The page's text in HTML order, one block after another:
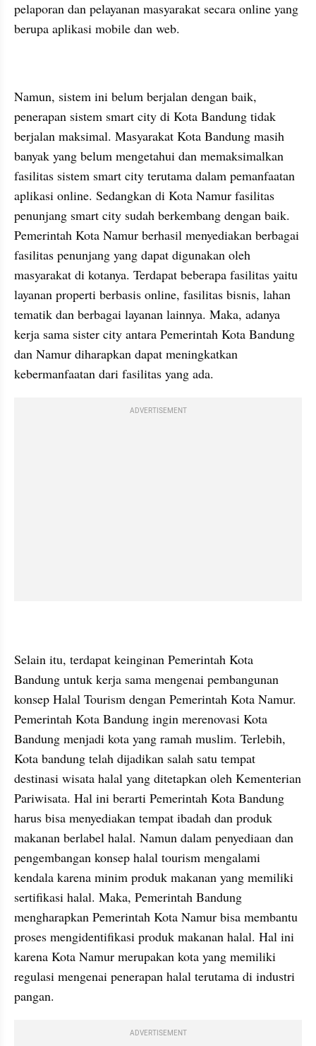
pelaporan dan pelayanan masyarakat secara online yang
berupa aplikasi mobile dan web.
Namun, sistem ini belum berjalan dengan baik,
penerapan sistem smart city di Kota Bandung tidak
berjalan maksimal. Masyarakat Kota Bandung masih
banyak yang belum mengetahui dan memaksimalkan
fasilitas sistem smart city terutama dalam pemanfaatan
aplikasi online. Sedangkan di Kota Namur fasilitas
penunjang smart city sudah berkembang dengan baik.
Pemerintah Kota Namur berhasil menyediakan berbagai
fasilitas penunjang yang dapat digunakan oleh
masyarakat di kotanya. Terdapat beberapa fasilitas yaitu
layanan properti berbasis online, fasilitas bisnis, lahan
tematik dan berbagai layanan lainnya. Maka, adanya
kerja sama sister city antara Pemerintah Kota Bandung
dan Namur diharapkan dapat meningkatkan
kebermanfaatan dari fasilitas yang ada.
ADVERTISEMENT
Selain itu, terdapat keinginan Pemerintah Kota
Bandung untuk kerja sama mengenai pembangunan
konsep Halal Tourism dengan Pemerintah Kota Namur.
Pemerintah Kota Bandung ingin merenovasi Kota
Bandung menjadi kota yang ramah muslim. Terlebih,
Kota bandung telah dijadikan salah satu tempat
destinasi wisata halal yang ditetapkan oleh Kementerian
Pariwisata. Hal ini berarti Pemerintah Kota Bandung
harus bisa menyediakan tempat ibadah dan produk
makanan berlabel halal. Namun dalam penyediaan dan
pengembangan konsep halal tourism mengalami
kendala karena minim produk makanan yang memiliki
sertifikasi halal. Maka, Pemerintah Bandung
mengharapkan Pemerintah Kota Namur bisa membantu
proses mengidentifikasi produk makanan halal. Hal ini
karena Kota Namur merupakan kota yang memiliki
regulasi mengenai penerapan halal terutama di industri
pangan.
ADVERTISEMENT